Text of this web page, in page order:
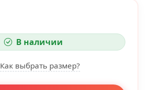
В наличии
Как выбрать размер?